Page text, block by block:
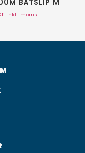
BÅTSLIP M
inkl. moms